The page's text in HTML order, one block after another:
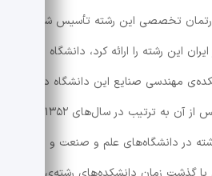
تخصصی این رشته تأسیس شد.
این رشته را ارائه کرد، دانشگاه
مهندسی صنایع این دانشگاه در
رشته در دانشگاه‌های علم و صنعت و